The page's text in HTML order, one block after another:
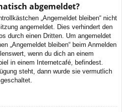
abgemeldet?
„Angemeldet bleiben“ nicht
angemeldet. Dies verhindert den
durch einen Dritten. Um angemeldet
„Angemeldet bleiben“ beim Anmelden
wenn du dich an einem
in einem Internetcafé, befindest.
steht, dann wurde sie vermutlich